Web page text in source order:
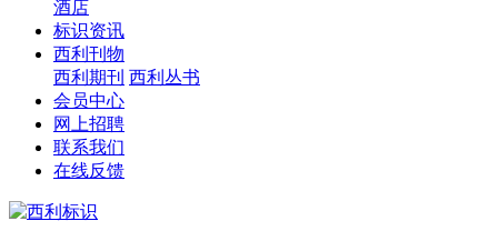
酒店
标识资讯
西利刊物
西利期刊 西利丛书
会员中心
网上招聘
联系我们
在线反馈